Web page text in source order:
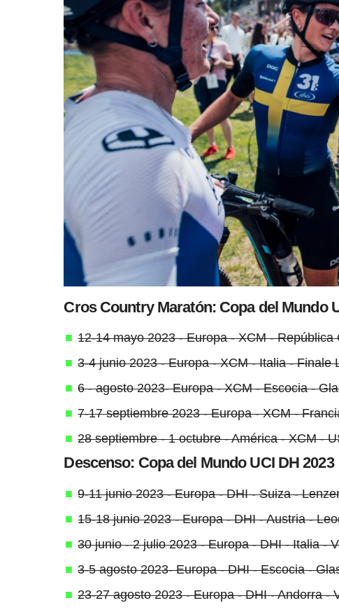
Cros Country Maratón: Copa del Mundo
12-14 mayo 2023 - Europa - XCM -
3-4 junio 2023 - Europa - XCM - Italia - Finale
6 - agosto 2023- Europa - XCM - Escocia -
7-17 septiembre 2023 - Europa - XCM -
28 septiembre - 1 octubre - América - XCM -
Descenso: Copa del Mundo UCI DH 2023
9-11 junio 2023 - Europa - DHI - Suiza -
15-18 junio 2023 - Europa - DHI - Austria -
30 junio - 2 julio 2023 - Europa - DHI - Italia -
3-5 agosto 2023- Europa - DHI - Escocia -
23-27 agosto 2023 - Europa - DHI - Andorra -